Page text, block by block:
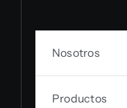
Nosotros
Productos